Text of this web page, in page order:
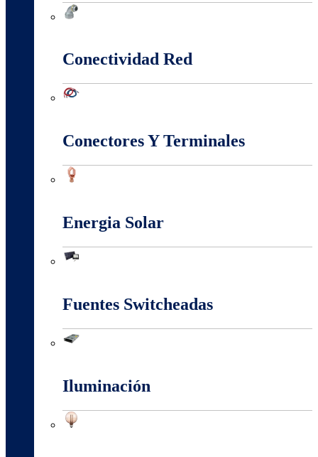
Conectividad Red
Conectores Y Terminales
Energia Solar
Fuentes Switcheadas
Iluminación